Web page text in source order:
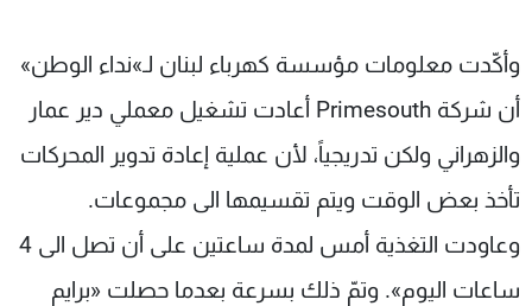
وأكّدت معلومات مؤسسة كهرباء لبنان لـ»نداء الوطن»
أن شركة Primesouth أعادت تشغيل معملي دير عمار
والزهراني ولكن تدريجياً، لأن عملية إعادة تدوير المحركات
تأخذ بعض الوقت ويتم تقسيمها الى مجموعات.
وعاودت التغذية أمس لمدة ساعتين على أن تصل الى 4
ساعات اليوم». وتمّ ذلك بسرعة بعدما حصلت «برايم